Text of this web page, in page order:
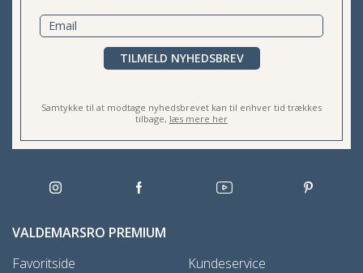
TILMELD NYHEDSBREV
Samtykke til at modtage nyhedsbrevet kan til enhver tid trækkes
tilbage, læs mere her
VALDEMARSRO PREMIUM
Favoritside
Kundeservice